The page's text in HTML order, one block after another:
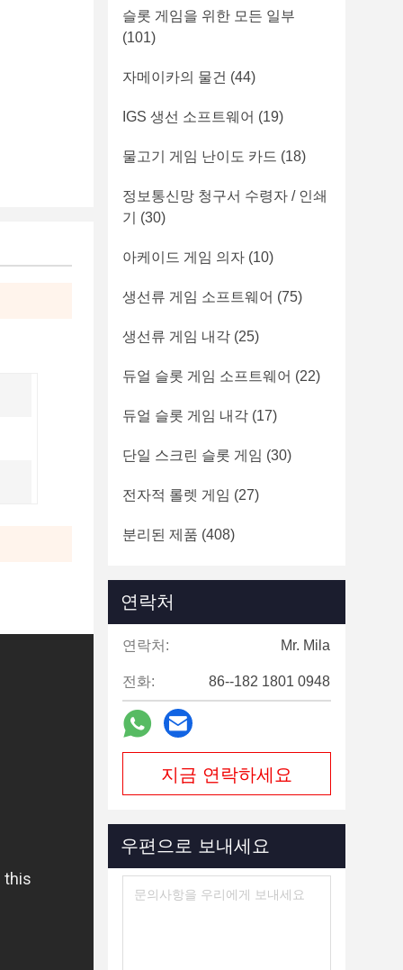
슬롯 게임을 위한 모든 일부
(101)
자메이카의 물건 (44)
IGS 생선 소프트웨어 (19)
물고기 게임 난이도 카드 (18)
정보통신망 청구서 수령자 / 인쇄
기
(30)
아케이드 게임 의자 (10)
생선류 게임 소프트웨어 (75)
생선류 게임 내각 (25)
듀얼 슬롯 게임 소프트웨어 (22)
듀얼 슬롯 게임 내각 (17)
단일 스크린 슬롯 게임 (30)
전자적 롤렛 게임 (27)
분리된 제품 (408)
연락처
연락처: Mr. Mila
전화: 86--182 1801 0948
지금 연락하세요
우편으로 보내세요